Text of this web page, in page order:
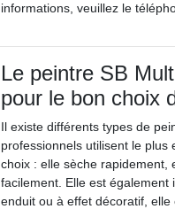
informations, veuillez le
Le peintre SB
pour le bon choix
Il existe différents types de
professionnels utilisent le plus
choix : elle sèche rapidement,
facilement. Elle est
enduit ou à effet décoratif,